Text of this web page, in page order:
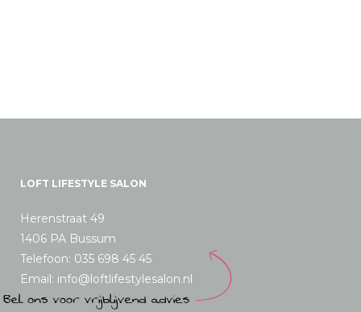
LOFT LIFESTYLE SALON
Herenstraat 49
1406 PA Bussum
Telefoon: 035 698 45 45
Email: info@loftlifestylesalon.nl